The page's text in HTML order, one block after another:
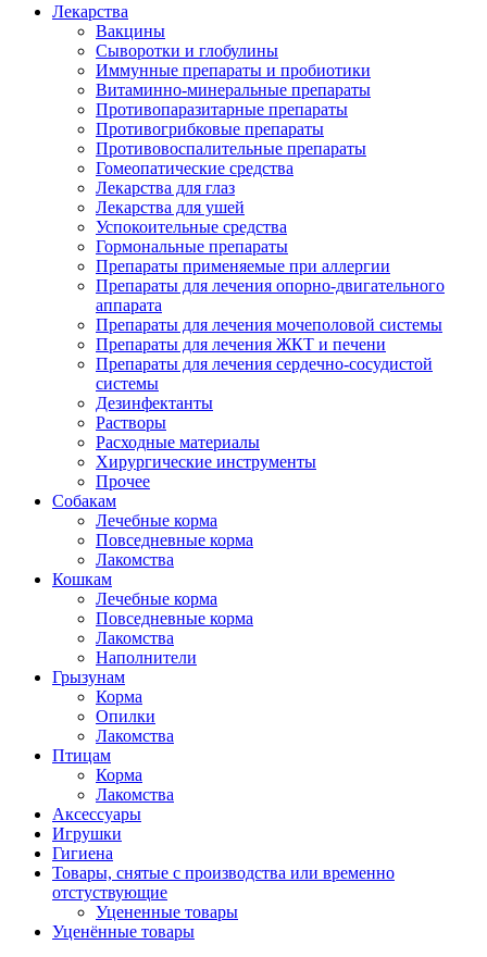
Лекарства
Вакцины
Сыворотки и глобулины
Иммунные препараты и пробиотики
Витаминно-минеральные препараты
Противопаразитарные препараты
Противогрибковые препараты
Противовоспалительные препараты
Гомеопатические средства
Лекарства для глаз
Лекарства для ушей
Успокоительные средства
Гормональные препараты
Препараты применяемые при аллергии
Препараты для лечения опорно-двигательного
аппарата
Препараты для лечения мочеполовой системы
Препараты для лечения ЖКТ и печени
Препараты для лечения сердечно-сосудистой
системы
Дезинфектанты
Растворы
Расходные материалы
Хирургические инструменты
Прочее
Собакам
Лечебные корма
Повседневные корма
Лакомства
Кошкам
Лечебные корма
Повседневные корма
Лакомства
Наполнители
Грызунам
Корма
Опилки
Лакомства
Птицам
Корма
Лакомства
Аксессуары
Игрушки
Гигиена
Товары, снятые с производства или временно
отстуствующие
Уцененные товары
Уценённые товары